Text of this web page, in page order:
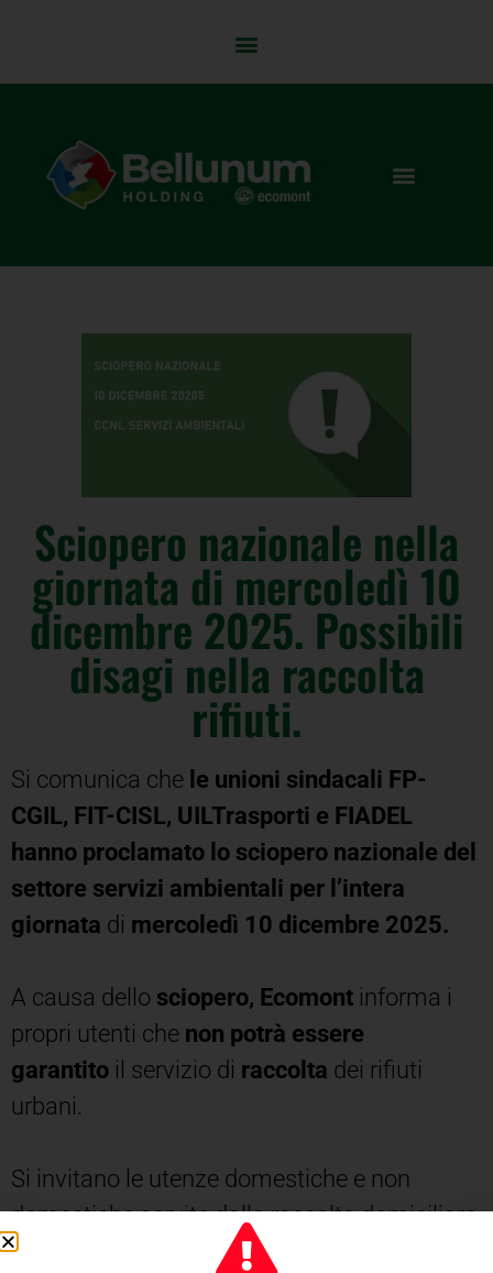
Sciopero nazionale nella
giornata di mercoledì 10
dicembre 2025. Possibili
disagi nella raccolta
rifiuti.
Si comunica che le unioni sindacali FP-
CGIL, FIT-CISL, UILTrasporti e FIADEL
hanno proclamato lo sciopero nazionale del
settore servizi ambientali per l’intera
giornata di mercoledì 10 dicembre 2025.
A causa dello sciopero, Ecomont informa i
propri utenti che non potrà essere
garantito il servizio di raccolta dei rifiuti
urbani.
Si invitano le utenze domestiche e non
domestiche servite dalla raccolta domiciliare
di ritirare i propri contenitori entro la giornata